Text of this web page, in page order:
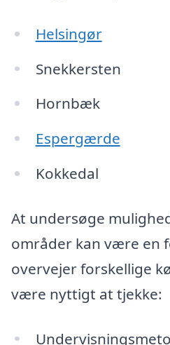
Helsingør
Snekkersten
Hornbæk
Espergærde
Kokkedal
At undersøge
områder kan være en
overvejer forskellige
være nyttigt at tjekke: